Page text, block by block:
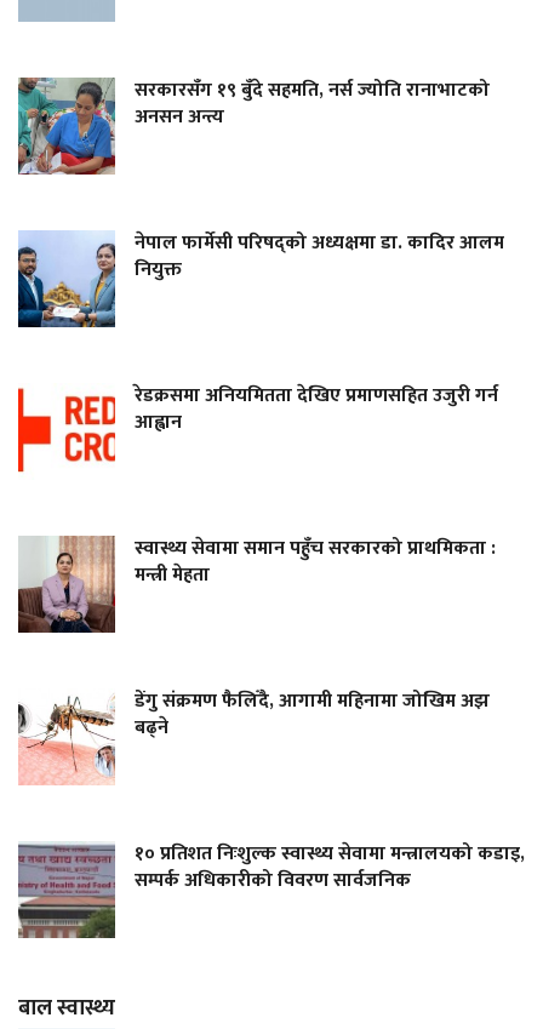
सरकारसँग १९ बुँदे सहमति, नर्स ज्योति रानाभाटको
अनसन अन्त्य
नेपाल फार्मेसी परिषद्को अध्यक्षमा डा. कादिर आलम
नियुक्त
रेडक्रसमा अनियमितता देखिए प्रमाणसहित उजुरी गर्न
आह्वान
स्वास्थ्य सेवामा समान पहुँच सरकारको प्राथमिकता :
मन्त्री मेहता
डेंगु संक्रमण फैलिँदै, आगामी महिनामा जोखिम अझ
बढ्ने
१० प्रतिशत निःशुल्क स्वास्थ्य सेवामा मन्त्रालयको कडाइ,
सम्पर्क अधिकारीको विवरण सार्वजनिक
बाल स्वास्थ्य